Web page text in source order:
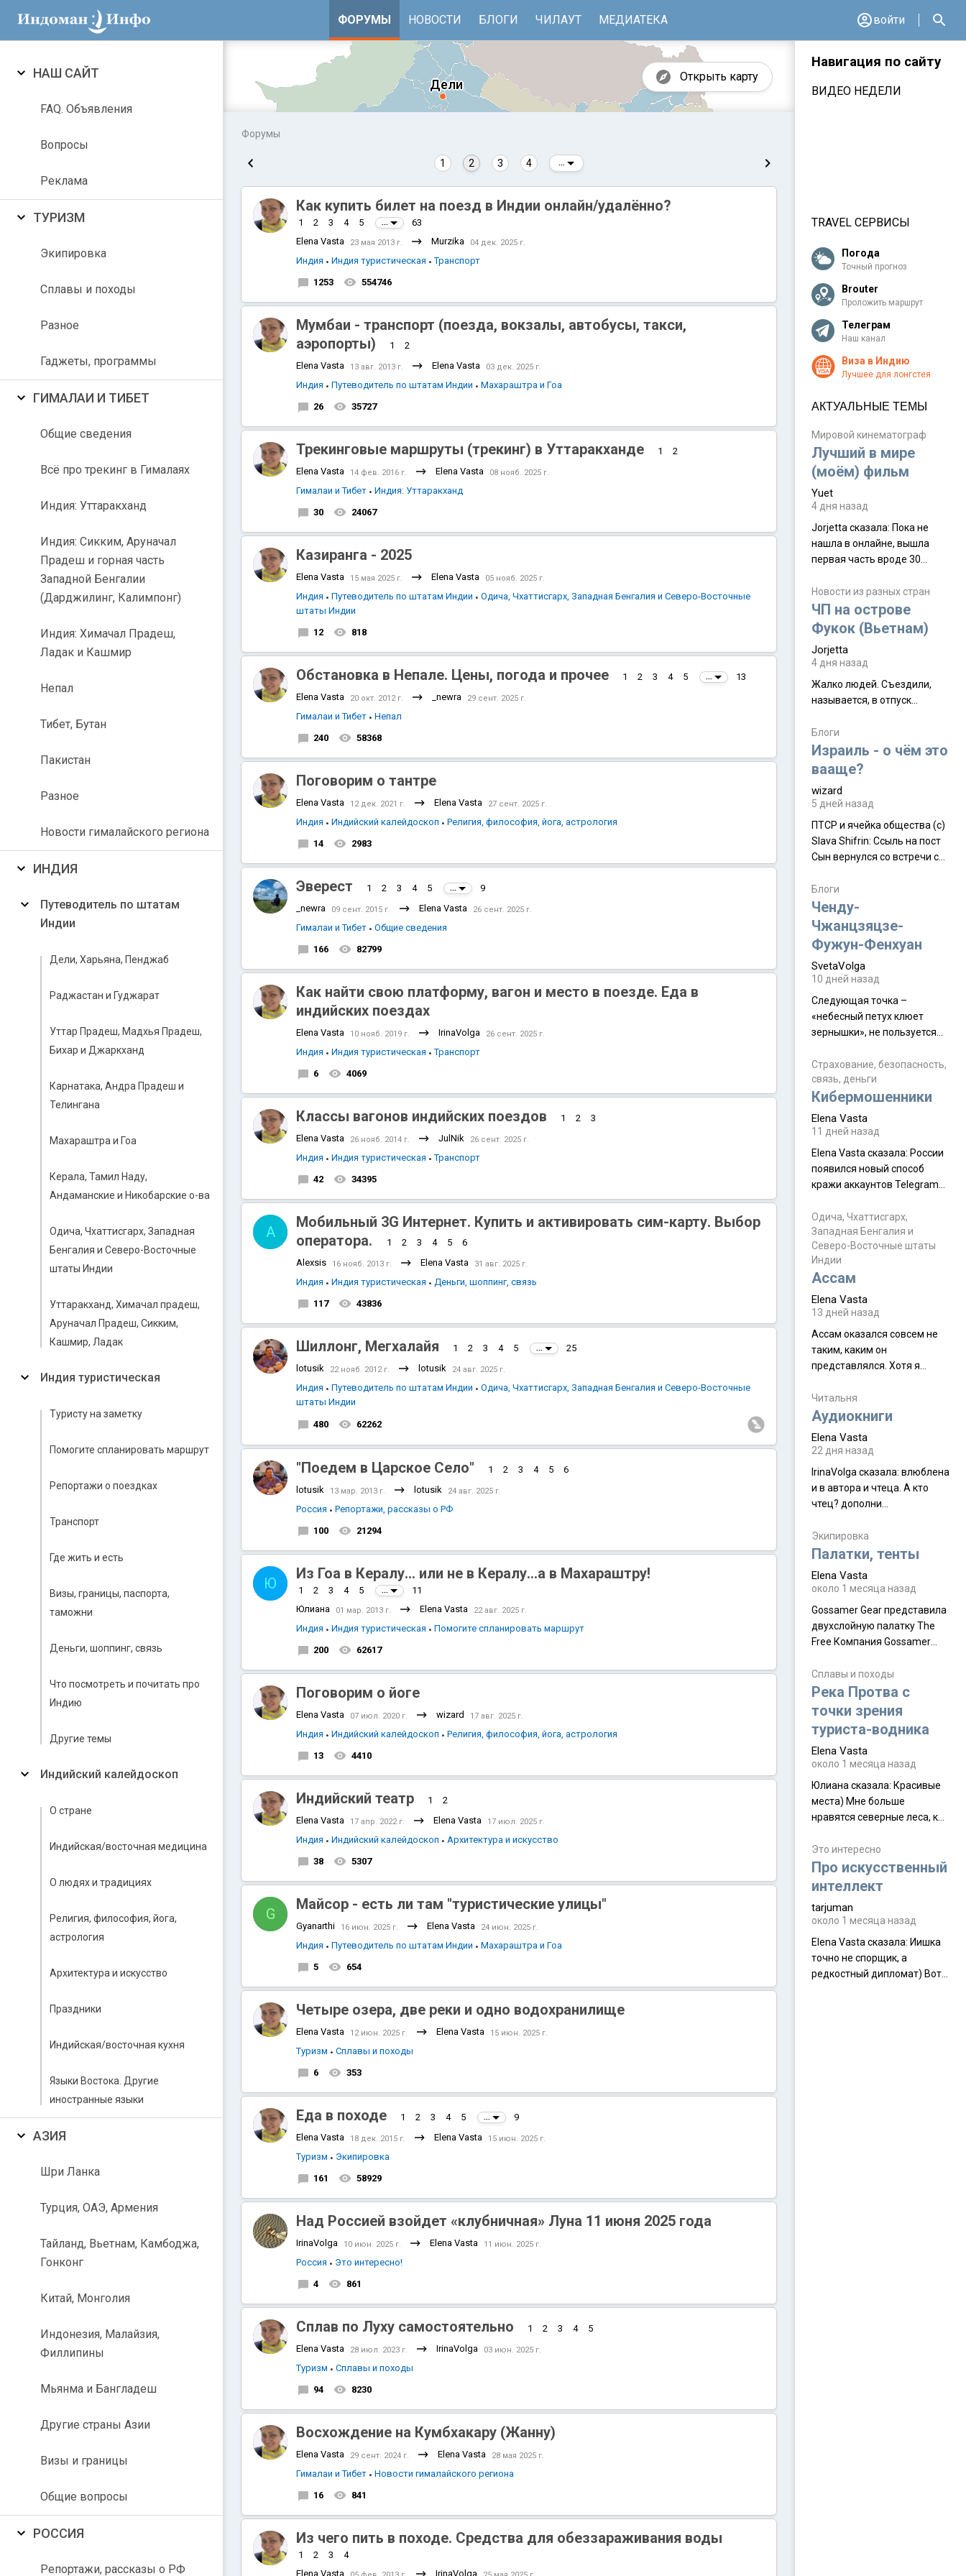
ФОРУМЫ НОВОСТИ БЛОГИ ЧИЛАУТ МЕДИАТЕКА войти
НАШ САЙТ
FAQ. Объявления
Вопросы
Реклама
ТУРИЗМ
Экипировка
Сплавы и походы
Разное
Гаджеты, программы
ГИМАЛАИ И ТИБЕТ
Общие сведения
Всё про трекинг в Гималаях
Индия: Уттаракханд
Индия: Сикким, Аруначал
Прадеш и горная часть
Западной Бенгалии
(Дарджилинг, Калимпонг)
Индия: Химачал Прадеш,
Ладак и Кашмир
Непал
Тибет, Бутан
Пакистан
Разное
Новости гималайского региона
ИНДИЯ
Путеводитель по штатам
Индии
Дели, Харьяна, Пенджаб
Раджастан и Гуджарат
Уттар Прадеш, Мадхья Прадеш,
Бихар и Джаркханд
Карнатака, Андра Прадеш и
Телингана
Махараштра и Гоа
Керала, Тамил Наду,
Андаманские и Никобарские о-ва
Одича, Чхаттисгарх, Западная
Бенгалия и Северо-Восточные
штаты Индии
Уттаракханд, Химачал прадеш,
Аруначал Прадеш, Сикким,
Кашмир, Ладак
Индия туристическая
Туристу на заметку
Помогите спланировать маршрут
Репортажи о поездках
Транспорт
Где жить и есть
Визы, границы, паспорта,
таможни
Деньги, шоппинг, связь
Что посмотреть и почитать про
Индию
Другие темы
Индийский калейдоскоп
О стране
Индийская/восточная медицина
О людях и традициях
Религия, философия, йога,
астрология
Архитектура и искусство
Праздники
Индийская/восточная кухня
Языки Востока. Другие
иностранные языки
АЗИЯ
Шри Ланка
Турция, ОАЭ, Армения
Тайланд, Вьетнам, Камбоджа,
Гонконг
Китай, Монголия
Индонезия, Малайзия,
Филлипины
Мьянма и Бангладеш
Другие страны Азии
Визы и границы
Общие вопросы
РОССИЯ
Репортажи, рассказы о РФ
Открыть карту
Аравийское море
Индийский океан
Форумы
1 2 3 4
Как купить билет на поезд в Индии онлайн/удалённо?
1 2 3 4 5
63
Elena Vasta
23 мая 2013 г. Murzika 04 дек. 2025 г.
Индия Индия туристическая
Транспорт
1253
554746
Мумбаи - транспорт (поезда, вокзалы, автобусы, такси,
аэропорты)
1
2
Elena Vasta
13 авг. 2013 г. Elena Vasta 03 дек. 2025 г.
Индия Путеводитель по штатам Индии
Махараштра и Гоа
26
35727
Трекинговые маршруты (трекинг) в Уттаракханде 1
2
Elena Vasta
14 фев. 2016 г. Elena Vasta 08 нояб. 2025 г.
Гималаи и Тибет
Индия: Уттаракханд
30
24067
Казиранга - 2025
Elena Vasta 15 мая 2025 г. Elena Vasta 05 нояб. 2025 г.
Индия Путеводитель по штатам Индии
Одича, Чхаттисгарх, Западная Бенгалия и Северо-Восточные
штаты Индии
12
818
Обстановка в Непале. Цены, погода и прочее 1 2 3 4 5
13
Elena Vasta
20 окт. 2012 г. _newra 29 сент. 2025 г.
Гималаи и Тибет
Непал
240
58368
Поговорим о тантре
Elena Vasta 12 дек. 2021 г. Elena Vasta 27 сент. 2025 г.
Индия Индийский калейдоскоп
Религия, философия, йога, астрология
14
2983
Эверест 1 2 3 4 5
9
_newra
09 сент. 2015 г. Elena Vasta 26 сент. 2025 г.
Гималаи и Тибет
Общие сведения
166
82799
Как найти свою платформу, вагон и место в поезде. Еда в
индийских поездах
Elena Vasta 10 нояб. 2019 г. IrinaVolga 26 сент. 2025 г.
Индия Индия туристическая
Транспорт
6
4069
Классы вагонов индийских поездов 1 2
3
Elena Vasta
26 нояб. 2014 г. JulNik 26 сент. 2025 г.
Индия Индия туристическая
Транспорт
42
34395
Мобильный 3G Интернет. Купить и активировать сим-карту. Выбор
оператора.
1 2 3 4 5 6
A
Alexsis 16 нояб. 2013 г. Elena Vasta 31 авг. 2025 г.
Индия Индия туристическая
Деньги, шоппинг, связь
117
43836
Шиллонг, Мегхалайя 1 2 3 4 5
25
lotusik
22 нояб. 2012 г. lotusik 24 авг. 2025 г.
Индия Путеводитель по штатам Индии
Одича, Чхаттисгарх, Западная Бенгалия и Северо-Восточные
штаты Индии
480 62262
"Поедем в Царское Село" 1 2 3 4 5
6
lotusik
13 мар. 2013 г. lotusik 24 авг. 2025 г.
Россия
Репортажи, рассказы о РФ
100
21294
Из Гоа в Кералу... или не в Кералу...а в Махараштру!
1 2 3 4 5 11
Ю
Юлиана 01 мар. 2013 г. Elena Vasta 22 авг. 2025 г.
Индия Индия туристическая
Помогите спланировать маршрут
200
62617
Поговорим о йоге
Elena Vasta 07 июл. 2020 г. wizard 17 авг. 2025 г.
Индия Индийский калейдоскоп
Религия, философия, йога, астрология
13
4410
Индийский театр 1
2
Elena Vasta
17 апр. 2022 г. Elena Vasta 17 июл. 2025 г.
Индия Индийский калейдоскоп
Архитектура и искусство
38
5307
Майсор - есть ли там "туристические улицы"
G
Gyanarthi 16 июн. 2025 г. Elena Vasta 24 июн. 2025 г.
Индия Путеводитель по штатам Индии
Махараштра и Гоа
5
654
Четыре озера, две реки и одно водохранилище
Elena Vasta 12 июн. 2025 г. Elena Vasta 15 июн. 2025 г.
Туризм
Сплавы и походы
6
353
Еда в походе 1 2 3 4 5
9
Elena Vasta
18 дек. 2015 г. Elena Vasta 15 июн. 2025 г.
Туризм
Экипировка
161
58929
Над Россией взойдет «клубничная» Луна 11 июня 2025 года
IrinaVolga 10 июн. 2025 г. Elena Vasta 11 июн. 2025 г.
Россия
Это интересно!
4
861
Сплав по Луху самостоятельно 1 2 3 4
5
Elena Vasta
28 июл. 2023 г. IrinaVolga 03 июн. 2025 г.
Туризм
Сплавы и походы
94
8230
Восхождение на Кумбхакару (Жанну)
Elena Vasta 29 сент. 2024 г. Elena Vasta 28 мая 2025 г.
Гималаи и Тибет
Новости гималайского региона
16
841
Из чего пить в походе. Средства для обеззараживания воды
1 2 3
4
Elena Vasta
IrinaVolga
Навигация по сайту
ВИДЕО НЕДЕЛИ
TRAVEL СЕРВИСЫ
Погода
Точный прогноз
Brouter
Проложить маршрут
Телеграм
Наш канал
Виза в Индию
Лучшее для лонгстея
АКТУАЛЬНЫЕ ТЕМЫ
Мировой кинематограф
Лучший в мире
(моём) фильм
Yuet
4 дня назад
Jorjetta сказалa: Пока не
нашла в онлайне, вышла
первая часть вроде 30
Дивали 8 ноября.
Новости из разных стран
ЧП на острове
Фукок (Вьетнам)
Jorjetta
4 дня назад
Жалко людей. Съездили,
называется, в отпуск...
Блоги
Израиль - о чём это
вааще?
wizard
5 дней назад
ПТСР и ячейка общества (с)
Slava Shifrin: Ссыль на пост
Сын вернулся со встречи с
уже, как демобилизовались,
а продолжают встречаться
почти каждую неделю) и с
порога сообщил: "Эйтан
разводится!" Эйтан -
мальчик из религиозной
семьи, из тех, кого называют
"вязаные кипы". С 2022-го
Блоги
Ченду-
Чжанцзяцзе-
Фужун-Фенхуан
SvetaVolga
10 дней назад
Следующая точка –
«небесный петух клюет
зернышки», не пользуется
заслужено, и чтобы попасть
на начало тропы показали
водителю карту, иначе
Пошли туда, потому что я
отзывов. По мне – сплошная
физуха, долгий спуск, потом
подъем по этому же пути.
Пока
Страхование, безопасность,
связь, деньги
Кибермошенники
Elena Vasta
11 дней назад
Elena Vasta сказалa: России
появился новый способ
кражи аккаунтов Telegram
Прочитайте! У моих двух
знакомых вот так увели
аккаунты
Одича, Чхаттисгарх,
Западная Бенгалия и
Северо-Восточные штаты
Индии
Ассам
Elena Vasta
13 дней назад
Ассам оказался совсем не
таким, каким он
представлялся. Хотя я
краешек, но все же схватила
ауру штата, как-то он меня
природа, мягкие
такая как бы переходная
ступень между привычной
нам Индией и остальными
надеюсь увидеть.
Читальня
Аудиокниги
Elena Vasta
22 дня назад
IrinaVolga сказалa: влюблена
и в автора и чтеца. А кто
чтец? дополни
Экипировка
Палатки, тенты
Elena Vasta
около 1 месяца назад
Gossamer Gear представила
двухслойную палатку The
Free Компания Gossamer
туристическую палатку The
Free, которая стала первой
ультралегкой моделью в
ассортименте
производителя. Новинка
получила двухслойную
конструкцию с отдельным
внешним тентом и сетчатой
внутренней палаткой, а ее
комплектации составляет
около 845 г. Палатка весит
менее
Сплавы и походы
Река Протва с
точки зрения
туриста-водника
Elena Vasta
около 1 месяца назад
Юлиана сказалa: Красивые
места) Мне больше
нравятся северные леса, как
южной тайги
Это интересно
Про искусственный
интеллект
tarjuman
около 1 месяца назад
Elena Vasta сказалa: Иишка
точно не спорщик, а
редкостный дипломат) Вот,